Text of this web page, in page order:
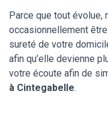
Parce que tout
occasionnellement être
sureté de votre
afin qu’elle devienne
votre écoute afin de
à Cintegabelle.